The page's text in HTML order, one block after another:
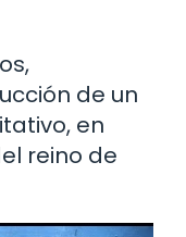
de un
en
reino de